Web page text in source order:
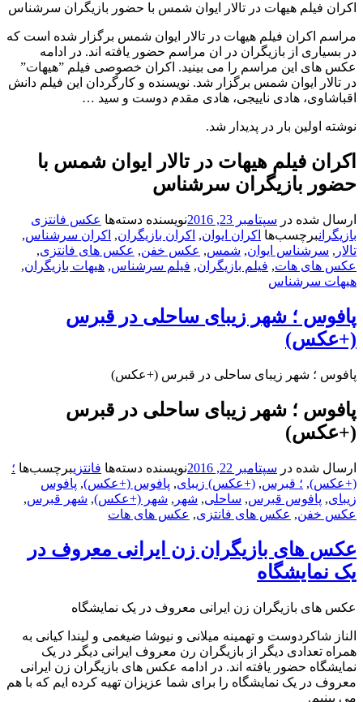
هیهات در تالار ایوان شمس با حضور بازیگران سرشناس
فیلم هیهات در تالار ایوان شمس برگزار شده است که
از بازیگران در ان مراسم حضور یافته اند. در ادامه
این مراسم را می بینید. اکران خصوصی فیلم ”هیهات”
ایوان شمس برگزار شد. نویسنده و کارگردان این فیلم دانش
هادی ناییجی، هادی مقدم‌ دوست و سید …
بار در پدیدار شد.
فیلم هیهات در تالار ایوان شمس با
بازیگران سرشناس
شده درسپتامبر 23, 2016 نویسندهدسته‌هاعکس فانتزی
برچسب‌هااکران ایوان ,اکران بازیگران, اکران سرشناس,
ایوان, شمس, عکس خفن, عکس های فانتزی,
هات,فیلم بازیگران, فیلم سرشناس, هیهات بازیگران,
سرشناس
؛ شهر زیبای ساحلی در قبرس
؛ شهر زیبای ساحلی در قبرس (+عکس)
؛ شهر زیبای ساحلی در قبرس
شده درسپتامبر 22, 2016 نویسندهدسته‌هافانتزیبرچسب‌ها؛
,؛ قبرس , (+عکس) زیبای ,پافوس (+عکس),پافوس
پافوس قبرس , ساحلی ,شهر, شهر (+عکس),شهر قبرس
, عکس های فانتزی,عکس های هات
بازیگران زن ایرانی معروف در
بازیگران زن ایرانی معروف در یک نمایشگاه
و تهمینه میلانی و نیوشا ضیغمی و لیندا کیانی به
دیگر از بازیگران رن معروف ایرانی دیگر در یک
حضور یافته اند. در ادامه عکس های بازیگران زن ایرانی
یک نمایشگاه را برای شما عزیزان تهیه کرده ایم که با هم